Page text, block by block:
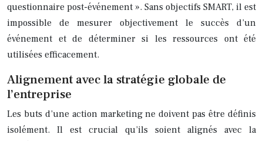
questionnaire post-événement ». Sans objectifs SMART, il est
impossible de mesurer objectivement le succès d’un
événement et de déterminer si les ressources ont été
utilisées efficacement.
Alignement avec la stratégie globale de
l’entreprise
Les buts d’une action marketing ne doivent pas être définis
isolément. Il est crucial qu’ils soient alignés avec la